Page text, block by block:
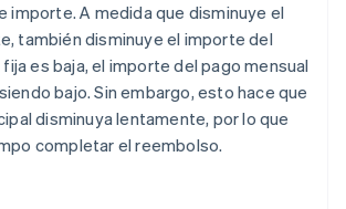
importe. A medida que disminuye el
también disminuye el importe del
fija es baja, el importe del pago mensual
bajo. Sin embargo, esto hace que
disminuya lentamente, por lo que
completar el reembolso.